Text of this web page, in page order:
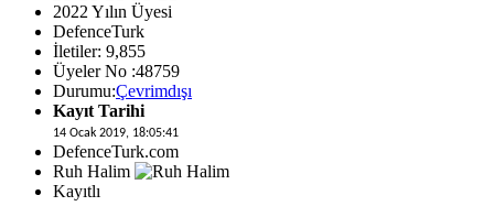
2022 Yılın Üyesi
DefenceTurk
İletiler: 9,855
Üyeler No :48759
Durumu:Çevrimdışı
Kayıt Tarihi
14 Ocak 2019, 18:05:41
DefenceTurk.com
Ruh Halim
Kayıtlı